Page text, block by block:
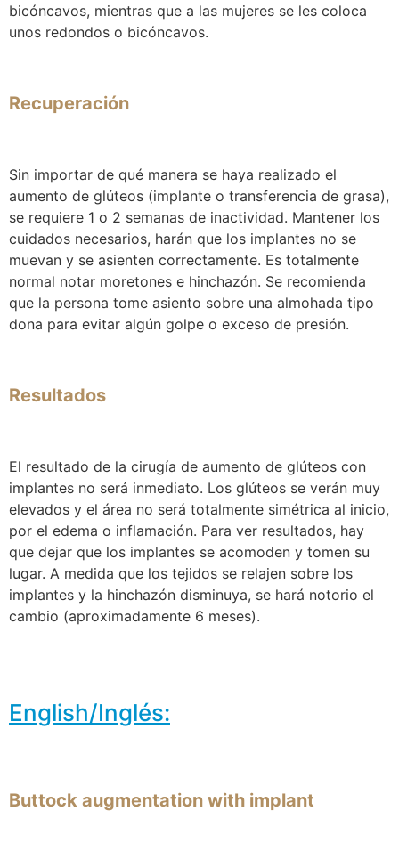
bicóncavos, mientras que a las mujeres se les coloca
unos redondos o bicóncavos.
Recuperación
Sin importar de qué manera se haya realizado el
aumento de glúteos (implante o transferencia de grasa),
se requiere 1 o 2 semanas de inactividad. Mantener los
cuidados necesarios, harán que los implantes no se
muevan y se asienten correctamente. Es totalmente
normal notar moretones e hinchazón. Se recomienda
que la persona tome asiento sobre una almohada tipo
dona para evitar algún golpe o exceso de presión.
Resultados
El resultado de la cirugía de aumento de glúteos con
implantes no será inmediato. Los glúteos se verán muy
elevados y el área no será totalmente simétrica al inicio,
por el edema o inflamación. Para ver resultados, hay
que dejar que los implantes se acomoden y tomen su
lugar. A medida que los tejidos se relajen sobre los
implantes y la hinchazón disminuya, se hará notorio el
cambio (aproximadamente 6 meses).
English/Inglés:
Buttock augmentation with implant